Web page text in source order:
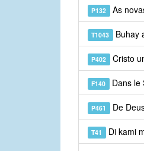
P132 As
T1043 Buhay
P402 Cristo
F140 Dans le
P461 De
T41 Di kami